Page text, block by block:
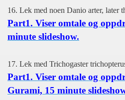
16. Lek med noen Danio arter, later
Part1. Viser omtale og
minute slideshow.
17. Lek med Trichogaster
Part1. Viser omtale og
Gurami, 15 minute